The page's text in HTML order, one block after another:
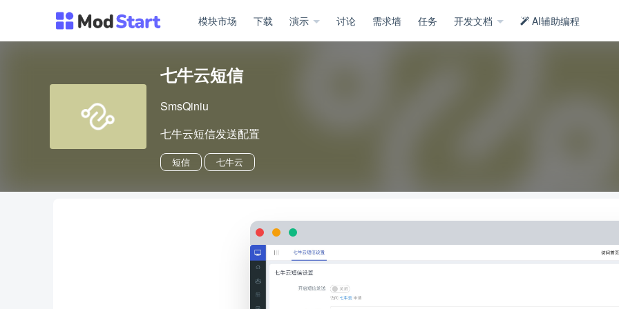
模块市场 下载 演示 讨论 需求墙 任务 开发文档 AI辅助编程
七牛云短信
SmsQiniu
七牛云短信发送配置
短信 七牛云